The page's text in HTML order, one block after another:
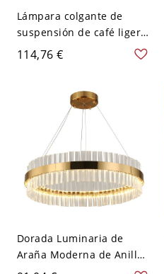
Lámpara colgante de
suspensión de café ligero
Macaron con luz de
colores múltiples y
geométrica - 110 A 120 V
25,4 cm Dorado
114,76 €
Dorada Luminaria de
Araña Moderna de Anillo
LED Lámpara Suspendida